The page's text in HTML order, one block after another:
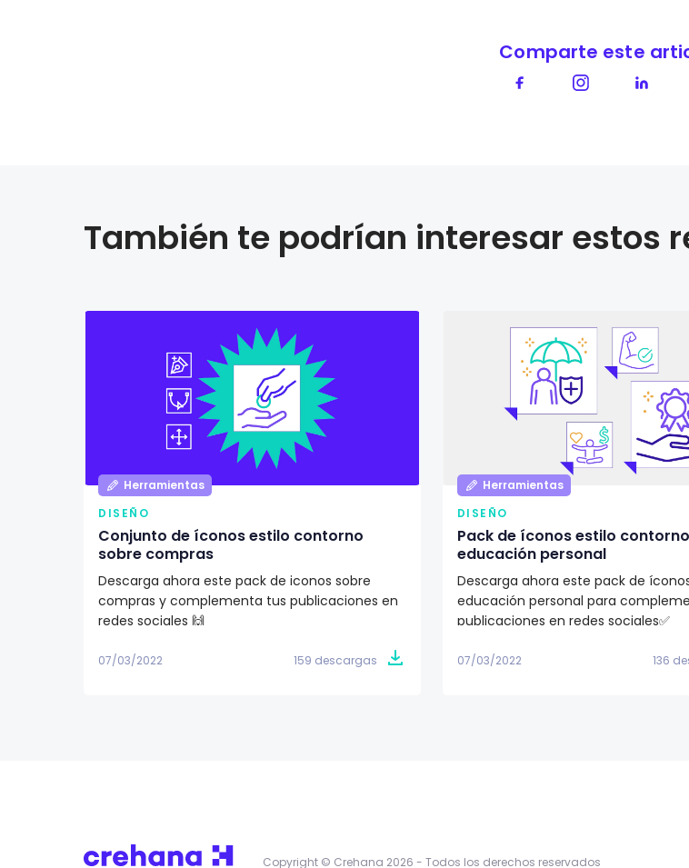
Comparte este
También te podrían interesar estos
Herramientas
DISEÑO
Conjunto de íconos estilo contorno
sobre compras
Descarga ahora este pack de iconos sobre
compras y complementa tus publicaciones en
redes sociales 🙌
07/03/2022 159 descargas
Herramientas
DISEÑO
Pack de íconos estilo
educación personal
Descarga ahora este pack de
educación personal para
publicaciones en redes sociales✅
07/03/2022 136
Copyright © Crehana 2026 - Todos los derechos reservados